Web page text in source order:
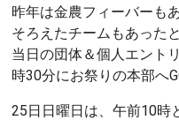
昨年は金農フィーバーも
そろえたチームもあった
当日の団体＆個人エント
時30分にお祭りの本部へ
25日日曜日は、午前10時